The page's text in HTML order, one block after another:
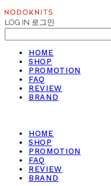
LOG IN 로그인
HOME
SHOP
PROMOTION
FAQ
REVIEW
BRAND
HOME
SHOP
PROMOTION
FAQ
REVIEW
BRAND